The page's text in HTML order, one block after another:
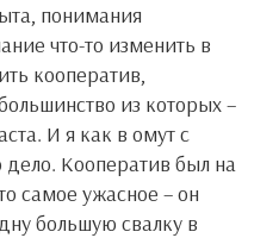
понимания
что-то изменить в
кооператив,
из которых –
И я как в омут с
дело. Кооператив был на
самое ужасное – он
большую свалку в